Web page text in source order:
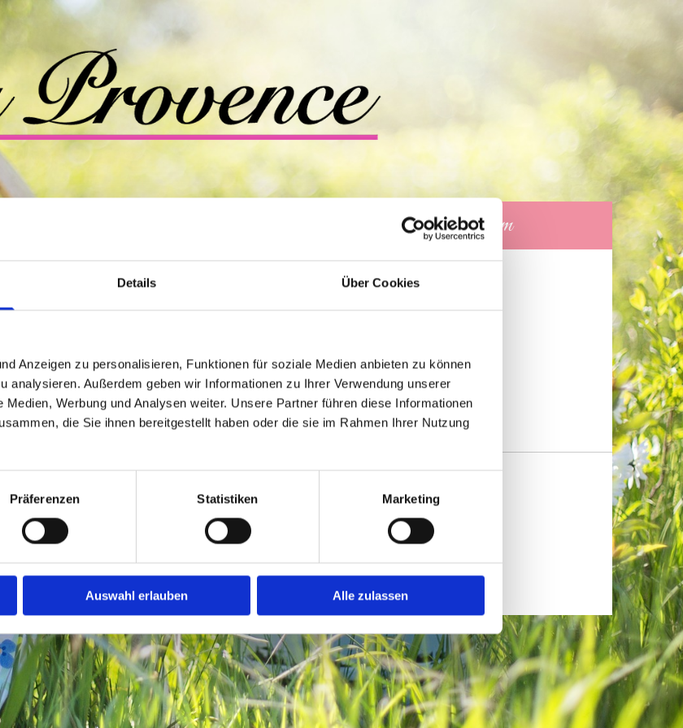
Details Über Cookies
Anzeigen zu personalisieren, Funktionen für soziale Medien anbieten zu können
analysieren. Außerdem geben wir Informationen zu Ihrer Verwendung unserer
Werbung und Analysen weiter. Unsere Partner führen diese Informationen
die Sie ihnen bereitgestellt haben oder die sie im Rahmen Ihrer Nutzung
Präferenzen Statistiken Marketing
Auswahl erlauben Alle zulassen
Impressum
Tagen, also ENDE APRIL ist es soweit:
ungehinderter Einkauf in allen Geschäften
la-provence.de
Datenschutz